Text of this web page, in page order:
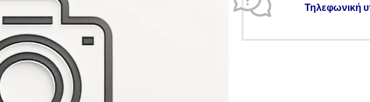
Τηλεφωνική